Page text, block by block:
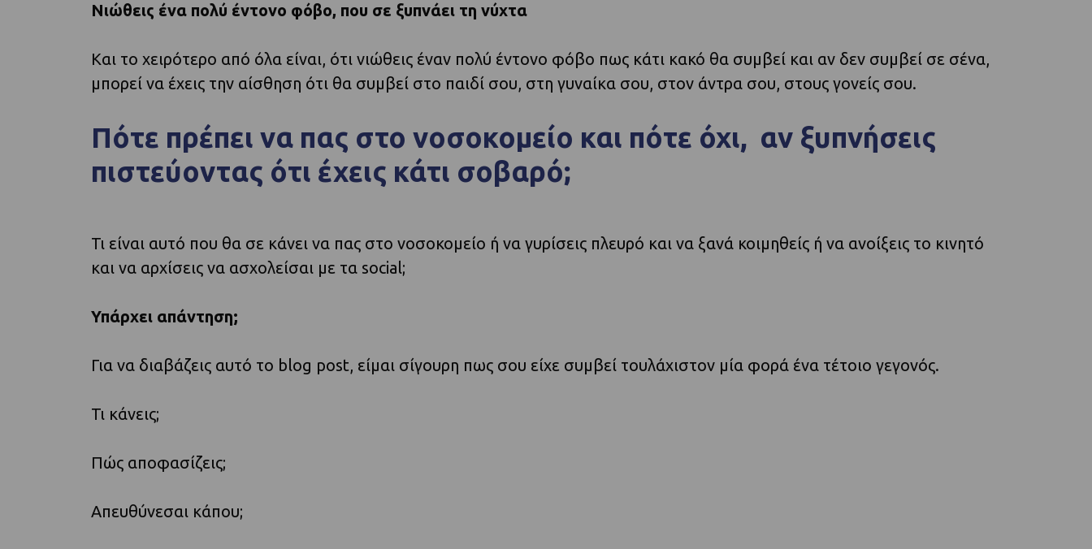
Νιώθεις ένα πολύ έντονο φόβο, που σε ξυπνάει τη νύχτα
Και το χειρότερο από όλα είναι, ότι νιώθεις έναν πολύ έντονο φόβο πως κάτι κακό θα συμβεί και αν δεν συμβεί σε σένα,
μπορεί να έχεις την αίσθηση ότι θα συμβεί στο παιδί σου, στη γυναίκα σου, στον άντρα σου, στους γονείς σου.
Πότε πρέπει να πας στο νοσοκομείο και πότε όχι, αν ξυπνήσεις
πιστεύοντας ότι έχεις κάτι σοβαρό;
Τι είναι αυτό που θα σε κάνει να πας στο νοσοκομείο ή να γυρίσεις πλευρό και να ξανά κοιμηθείς ή να ανοίξεις το κινητό
και να αρχίσεις να ασχολείσαι με τα social;
Υπάρχει απάντηση;
Για να διαβάζεις αυτό το blog post, είμαι σίγουρη πως σου είχε συμβεί τουλάχιστον μία φορά ένα τέτοιο γεγονός.
Τι κάνεις;
Πώς αποφασίζεις;
Απευθύνεσαι κάπου;